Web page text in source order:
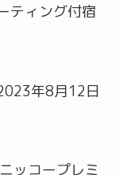
ティング付宿
年8月12日
ッコープレミ